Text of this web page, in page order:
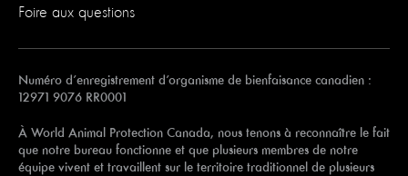
Foire aux questions
Numéro d’enregistrement d’organisme de bienfaisance canadien :
12971 9076 RR0001
À World Animal Protection Canada, nous tenons à reconnaître le fait
que notre bureau fonctionne et que plusieurs membres de notre
équipe vivent et travaillent sur le territoire traditionnel de plusieurs